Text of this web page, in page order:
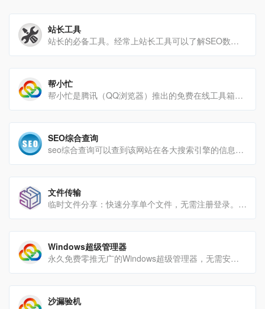
站长工具
站长的必备工具。经常上站长工具可以了解SEO数据变化。还可以检测网站死链接、蜘蛛访问、HTML格式检测、网站速[…]
帮小忙
帮小忙是腾讯（QQ浏览器）推出的免费在线工具箱，聚合上百种实用工具，无需安装、无广告，适合办公、学习、生活等[…]
SEO综合查询
seo综合查询可以查到该网站在各大搜索引擎的信息，包括收录，反链及关键词排名，也可以一目了然的看到该域名的相关[…]
文件传输
临时文件分享：快速分享单个文件，无需注册登录。文本快速分享：分享代码片段、文本内容等。匿名文件传输：保护隐[…]
Windows超级管理器
永久免费零推无广的Windows超级管理器，无需安装，极速响应；仅10MB的存在，却让每个功能都有了主角光环。
沙漏验机